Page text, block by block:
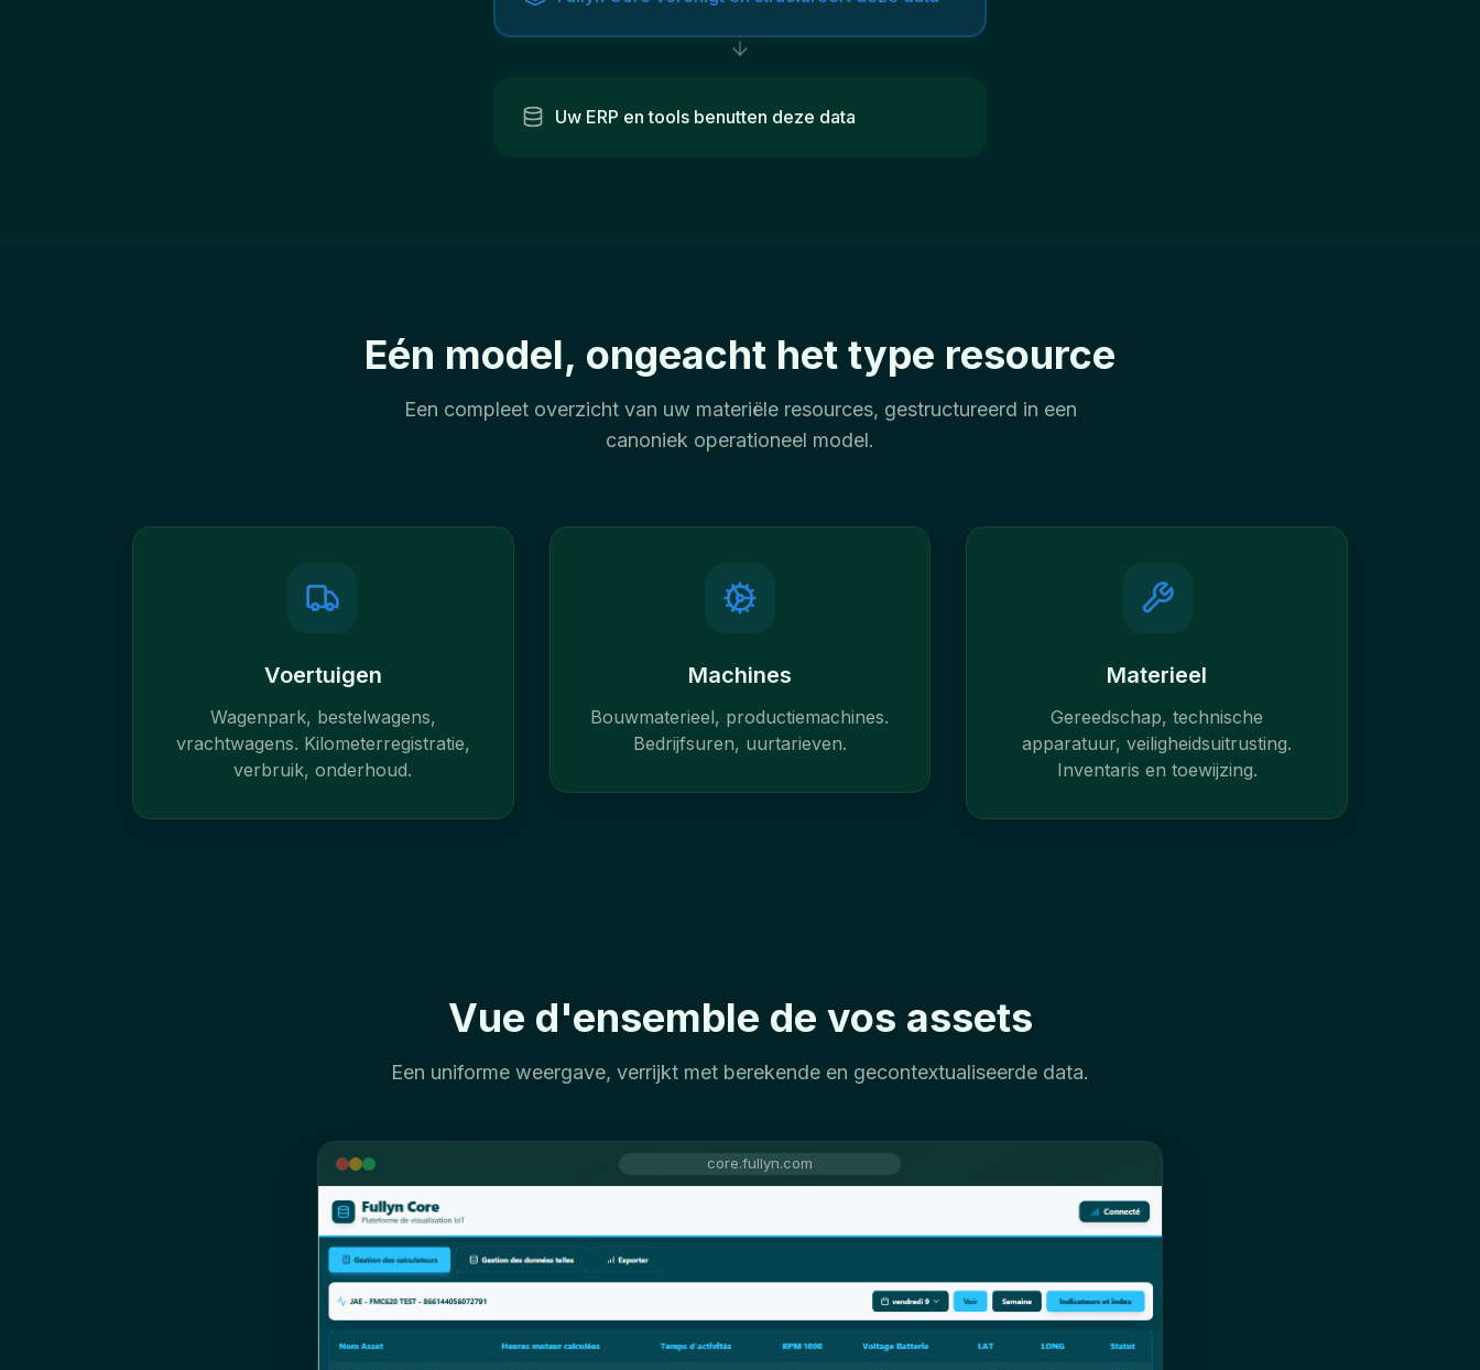
Uw ERP en tools benutten deze data
Eén model, ongeacht het type resource
Een compleet overzicht van uw materiële resources, gestructureerd in een
canoniek operationeel model.
Voertuigen
Wagenpark, bestelwagens,
vrachtwagens. Kilometerregistratie,
verbruik, onderhoud.
Machines
Bouwmaterieel, productiemachines.
Bedrijfsuren, uurtarieven.
Materieel
Gereedschap, technische
apparatuur, veiligheidsuitrusting.
Inventaris en toewijzing.
Vue d'ensemble de vos assets
Een uniforme weergave, verrijkt met berekende en gecontextualiseerde data.
core.fullyn.com